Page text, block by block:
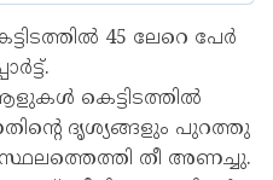
45 ലേറെ പേര്‍
കെട്ടിടത്തില്‍
ദൃശ്യങ്ങളും പുറത്തു
തീ അണച്ചു.